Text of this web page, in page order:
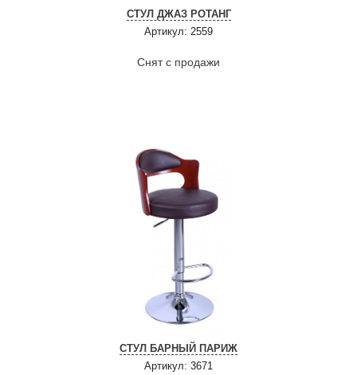
СТУЛ ДЖАЗ РОТАНГ
Артикул: 2559
Снят с продажи
СТУЛ БАРНЫЙ ПАРИЖ
Артикул: 3671